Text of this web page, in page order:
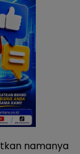
namanya